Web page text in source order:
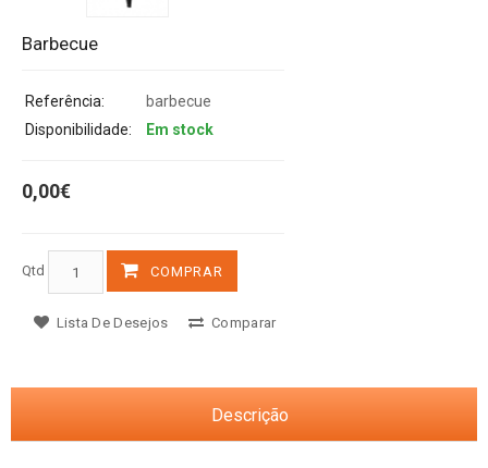
Barbecue
Referência:
barbecue
Disponibilidade:
Em stock
0,00€
Qtd COMPRAR
Lista De Desejos Comparar
Descrição